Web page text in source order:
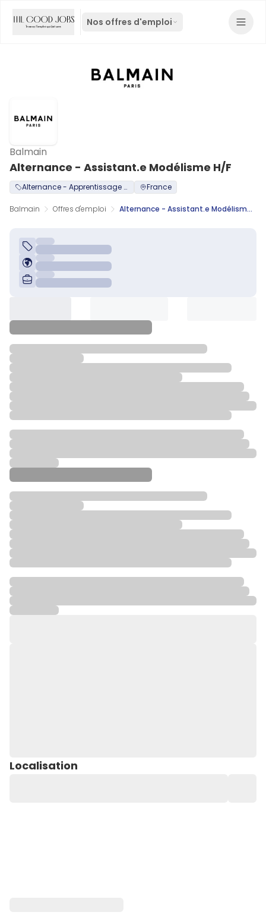
Nos offres d'emploi
Alternance - Assistant.e Modélisme H/F
Balmain
Alternance - Apprentissage / Professionalisation France
Balmain Offres d'emploi Alternance - Assistant.e Modélisme H/F
Localisation